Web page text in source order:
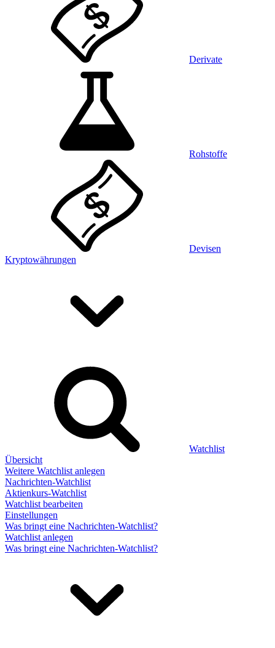
Derivate
Rohstoffe
Devisen
Kryptowährungen
Watchlist
Übersicht
Weitere Watchlist anlegen
Nachrichten-Watchlist
Aktienkurs-Watchlist
Watchlist bearbeiten
Einstellungen
Was bringt eine Nachrichten-Watchlist?
Watchlist anlegen
Was bringt eine Nachrichten-Watchlist?